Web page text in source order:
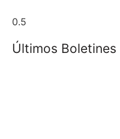
Últimos Boletines